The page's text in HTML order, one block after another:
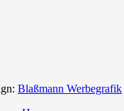
Blaßmann Werbegrafik